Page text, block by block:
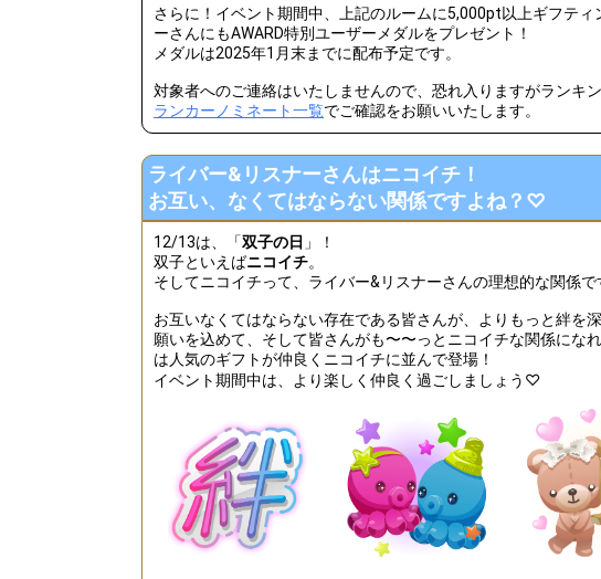
280000 リスナーさんに、改めて感謝
30万pt達成！総合ランキン
330000 「あ〜、リスナーさんが恋し
350000 自分のルームでお決まりの
400000 40万pt達成！総合ランキング
ニコイチギフトの中でどの
60万pt達成！総合ランキン
80万pt達成！総合ランキン
900000 リスナーさんからニコイチギ
1000000 100万pt達成！総合ランキン
1100000 イベント貢献ランキング1位
1200000 120万pt達成！総合ランキン
1400000 リスナーさんと自分の、ニ
1600000 160万pt達成！総合ランキン
さらに！イベント期間中、上記のルームに5,000pt以上ギフティ
ーさんにもAWARD特別ユーザーメダルをプレゼント！
メダルは2025年1月末までに配布予定です。
対象者へのご連絡はいたしませんので、恐れ入りますがランキ
ランカーノミネート一覧でご確認をお願いいたします。
ライバー&リスナーさんはニコイチ！
お互い、なくてはならない関係ですよね？♡
12/13は、「双子の日 」！
双子といえばニコイチ。
そしてニコイチって、ライバー&リスナーさんの理想的な関係で
お互いなくてはならない存在である皆さんが、よりもっと絆を
願いを込めて、そして皆さんがも〜〜っとニコイチな関係にな
は人気のギフトが仲良くニコイチに並んで登場！
イベント期間中は、より楽しく仲良く過ごしましょう♡